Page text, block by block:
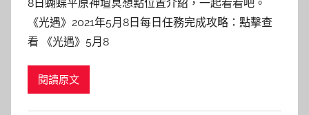
8日蝴蝶平原神壇冥想點位置介紹，一起看看吧。
《光遇》2021年5月8日每日任務完成攻略：點擊查
看 《光遇》5月8
閱讀原文